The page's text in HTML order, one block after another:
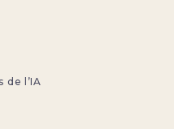
de l’IA